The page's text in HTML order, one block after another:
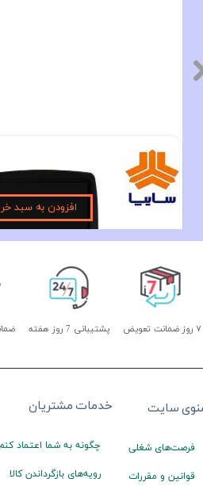
افزودن به سبد
پشتیبانی 7 روز هفته ۷ روز ضمانت تعویض
خدمات مشتریان
چگونه به شما اعتماد
رویه‌های بازگرداندن کالا
سایت
فرصت‌های شغلی
قوانین و مقررات